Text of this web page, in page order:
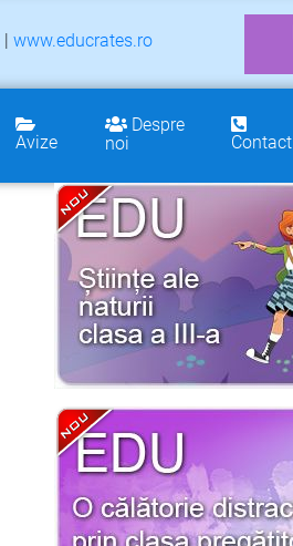
| www.educrates.ro
Avize
Despre
noi
Contact